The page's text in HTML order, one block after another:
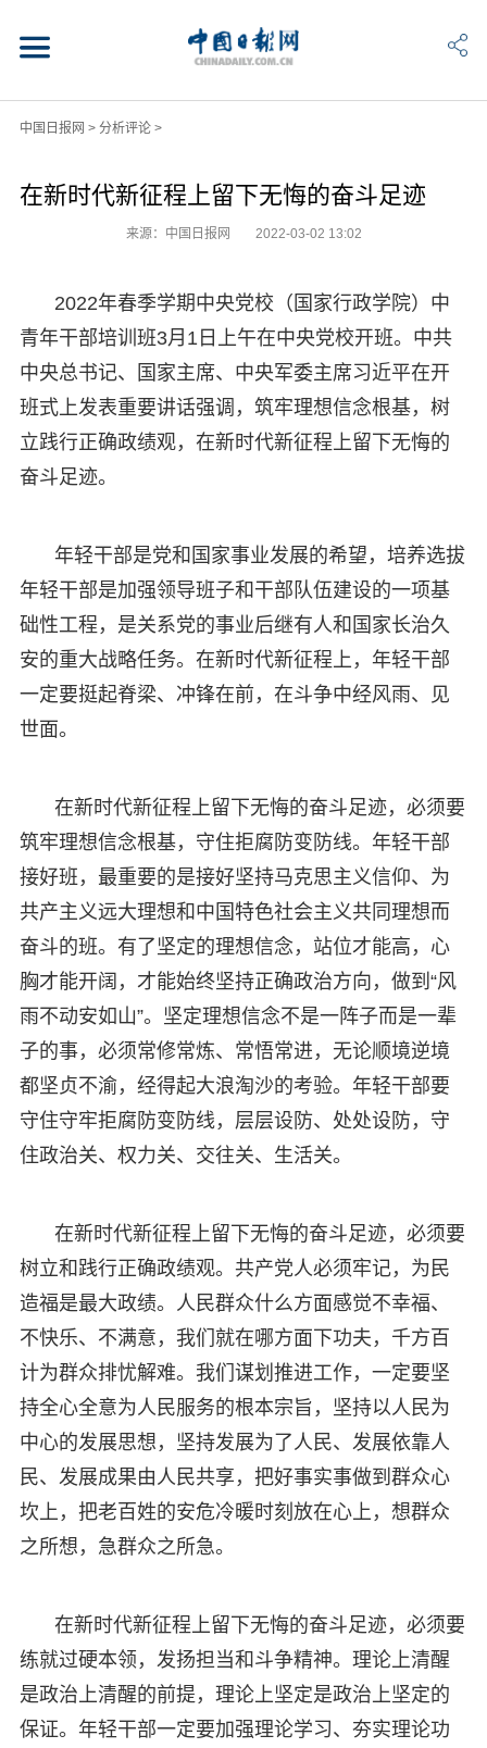
中国日报网 > 分析评论>
在新时代新征程上留下无悔的奋斗足迹
来源：中国日报网 2022-03-02 13:02
2022年春季学期中央党校（国家行政学院）中
青年干部培训班3月1日上午在中央党校开班。中共
中央总书记、国家主席、中央军委主席习近平在开
班式上发表重要讲话强调，筑牢理想信念根基，树
立践行正确政绩观，在新时代新征程上留下无悔的
奋斗足迹。
年轻干部是党和国家事业发展的希望，培养选拔
年轻干部是加强领导班子和干部队伍建设的一项基
础性工程，是关系党的事业后继有人和国家长治久
安的重大战略任务。在新时代新征程上，年轻干部
一定要挺起脊梁、冲锋在前，在斗争中经风雨、见
世面。
在新时代新征程上留下无悔的奋斗足迹，必须要
筑牢理想信念根基，守住拒腐防变防线。年轻干部
接好班，最重要的是接好坚持马克思主义信仰、为
共产主义远大理想和中国特色社会主义共同理想而
奋斗的班。有了坚定的理想信念，站位才能高，心
胸才能开阔，才能始终坚持正确政治方向，做到“风
雨不动安如山”。坚定理想信念不是一阵子而是一辈
子的事，必须常修常炼、常悟常进，无论顺境逆境
都坚贞不渝，经得起大浪淘沙的考验。年轻干部要
守住守牢拒腐防变防线，层层设防、处处设防，守
住政治关、权力关、交往关、生活关。
在新时代新征程上留下无悔的奋斗足迹，必须要
树立和践行正确政绩观。共产党人必须牢记，为民
造福是最大政绩。人民群众什么方面感觉不幸福、
不快乐、不满意，我们就在哪方面下功夫，千方百
计为群众排忧解难。我们谋划推进工作，一定要坚
持全心全意为人民服务的根本宗旨，坚持以人民为
中心的发展思想，坚持发展为了人民、发展依靠人
民、发展成果由人民共享，把好事实事做到群众心
坎上，把老百姓的安危冷暖时刻放在心上，想群众
之所想，急群众之所急。
在新时代新征程上留下无悔的奋斗足迹，必须要
练就过硬本领，发扬担当和斗争精神。理论上清醒
是政治上清醒的前提，理论上坚定是政治上坚定的
保证。年轻干部一定要加强理论学习、夯实理论功